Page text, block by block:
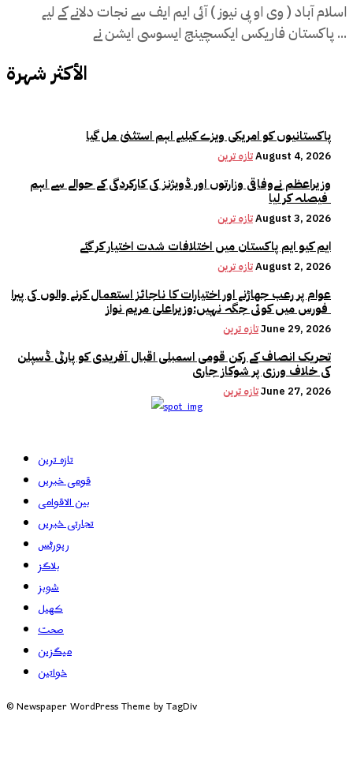
اسلام آباد ( وی او پی نیوز ) آئی ایم ایف سے نجات دلانے کے لیے
پاکستان فاریکس ایکسچینج ایسوسی ایشن نے ...
الأكثر شهرة
پاکستانیوں کو امریکی ویزے کیلیے اہم استثنیٰ مل گیا
تازہ ترینAugust 4, 2026
وزیراعظم نےوفاقی وزارتوں اور ڈویژنز کی کارکردگی کے حوالے سے اہم
تازہ ترینAugust 3, 2026
ایم کیو ایم پاکستان میں اختلافات شدت اختیار کر گئے
تازہ ترینAugust 2, 2026
عوام پر رعب جھاڑنے اور اختیارات کا ناجائز استعمال کرنے والوں کی پیرا
تازہ ترینJune 29, 2026
تحریک انصاف کے رکن قومی اسمبلی اقبال آفریدی کو پارٹی ڈسپلن
کی خلاف ورزی پر شوکاز جاری
تازہ ترینJune 27, 2026
تازہ ترین
قومی خبریں
بین الاقوامی
تجارتی خبریں
رپورٹس
بلاگز
شوبز
کھیل
صحت
میگزین
خواتین
© Newspaper WordPress Theme by TagDiv